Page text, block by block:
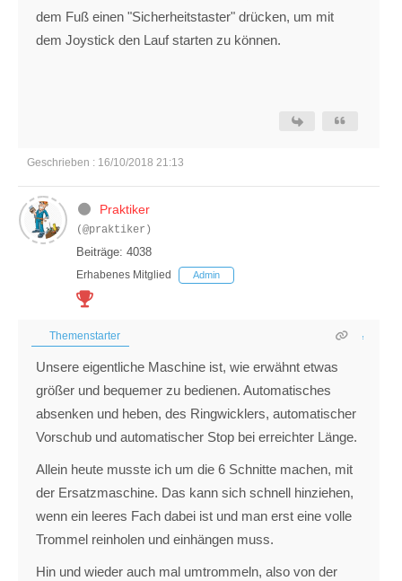
dem Fuß einen "Sicherheitstaster" drücken, um mit
dem Joystick den Lauf starten zu können.
Geschrieben : 16/10/2018 21:13
Praktiker
(@praktiker)
Beiträge: 4038
Erhabenes Mitglied Admin
Themenstarter
Unsere eigentliche Maschine ist, wie erwähnt etwas
größer und bequemer zu bedienen. Automatisches
absenken und heben, des Ringwicklers, automatischer
Vorschub und automatischer Stop bei erreichter Länge.
Allein heute musste ich um die 6 Schnitte machen, mit
der Ersatzmaschine. Das kann sich schnell hinziehen,
wenn ein leeres Fach dabei ist und man erst eine volle
Trommel reinholen und einhängen muss.
Hin und wieder auch mal umtrommeln, also von der